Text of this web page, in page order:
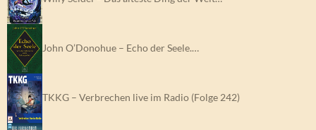
John O’Donohue – Echo der Seele.…
TKKG – Verbrechen live im Radio (Folge 242)